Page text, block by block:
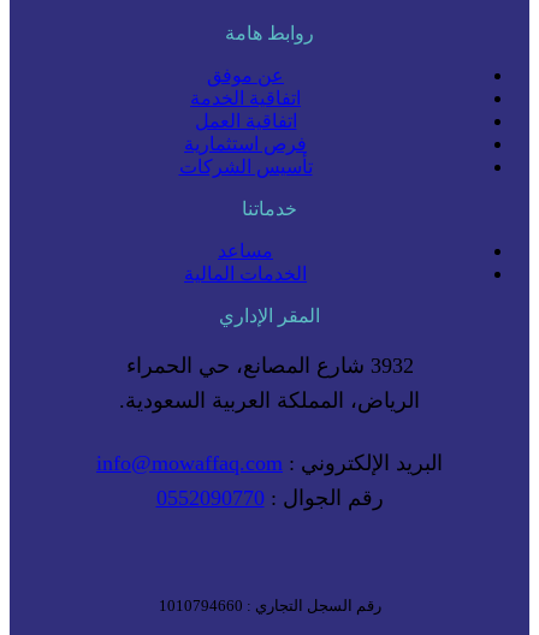
روابط هامة
عن موفق
اتفاقية الخدمة
اتفاقية العمل
فرص استثمارية
تأسيس الشركات
خدماتنا
مساعد
الخدمات المالية
المقر الإداري
3932 شارع المصانع، حي الحمراء
الرياض، المملكة العربية السعودية.
البريد الإلكتروني : info@mowaffaq.com
رقم الجوال :0552090770
رقم السجل التجاري : 1010794660